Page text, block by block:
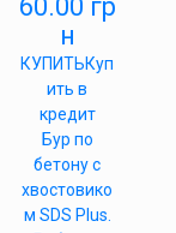
60.00 гр
н
КУПИТЬКуп
ить в
кредит
Бур по
бетону с
хвостовико
м SDS Plus.